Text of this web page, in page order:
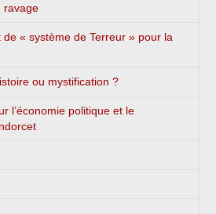
ravage
de « système de Terreur » pour la
ou mystification ?
l’économie politique et le